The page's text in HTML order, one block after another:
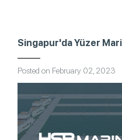
Singapur'da Yüzer
Posted on February 02, 2023